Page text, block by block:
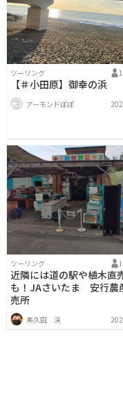
ツーリング
【＃小田原】御幸の浜
アーモンドぽぽ
ツーリング
近隣には道の駅や植木直
も！JAさいたま 安行農
売所
美久田 渓